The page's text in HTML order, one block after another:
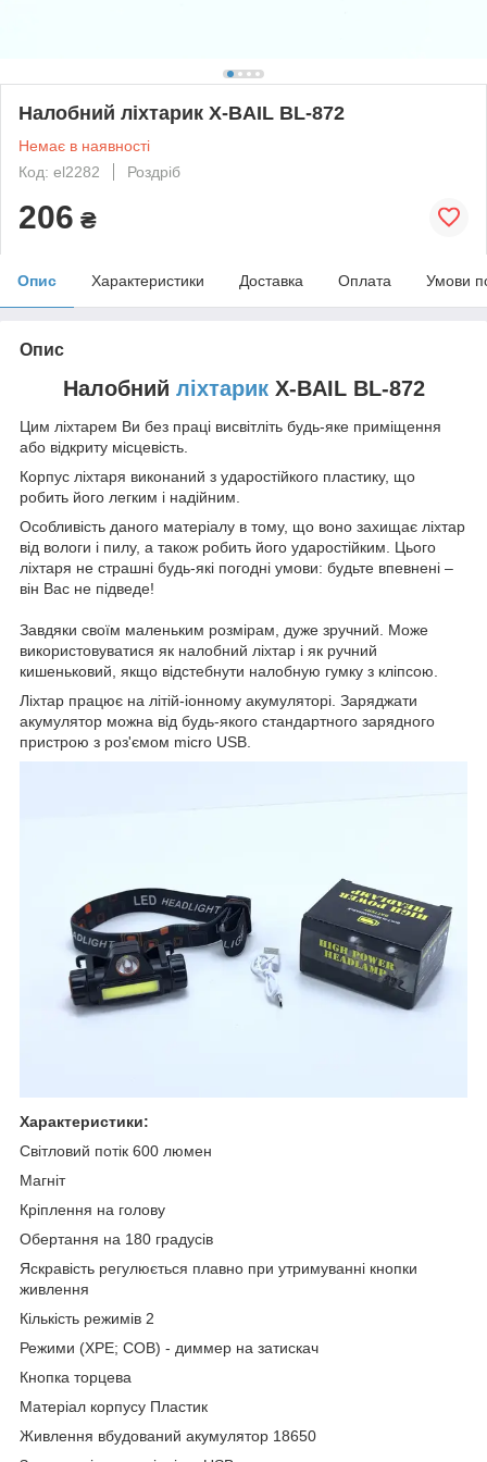
Налобний ліхтарик X-BAIL BL-872
Немає в наявності
Код: el2282
Роздріб
206 ₴
Опис Характеристики Доставка Оплата Умови
Опис
Налобний ліхтарикX-BAIL BL-872
Цим ліхтарем Ви без праці висвітліть будь-яке приміщення
або відкриту місцевість.
Корпус ліхтаря виконаний з ударостійкого пластику, що
робить його легким і надійним.
Особливість даного матеріалу в тому, що воно захищає ліхтар
від вологи і пилу, а також робить його ударостійким. Цього
ліхтаря не страшні будь-які погодні умови: будьте впевнені –
він Вас не підведе!
Завдяки своїм маленьким розмірам, дуже зручний. Може
використовуватися як налобний ліхтар і як ручний
кишеньковий, якщо відстебнути налобную гумку з кліпсою.
Ліхтар працює на літій-іонному акумуляторі. Заряджати
акумулятор можна від будь-якого стандартного зарядного
пристрою з роз'ємом micro USB.
Характеристики:
Світловий потік 600 люмен
Магніт
Кріплення на голову
Обертання на 180 градусів
Яскравість регулюється плавно при утримуванні кнопки
живлення
Кількість режимів 2
Режими (XPE; COB) - диммер на затискач
Кнопка торцева
Матеріал корпусу Пластик
Живлення вбудований акумулятор 18650